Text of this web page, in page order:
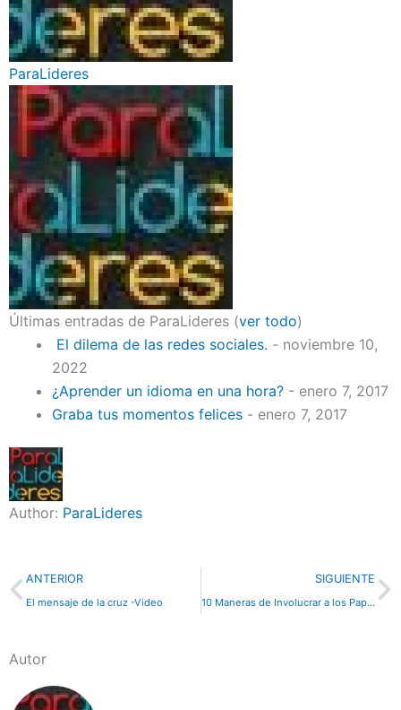
ParaLideres
Últimas entradas de ParaLideres (ver todo)
El dilema de las redes sociales. - noviembre 10,
2022
¿Aprender un idioma en una hora? - enero 7, 2017
Graba tus momentos felices - enero 7, 2017
Author: ParaLideres
Previo
ANTERIOR
El mensaje de la cruz -Video
SIGUIENTE
10 Maneras de Involucrar a los Papás en el Ministerio (parte 2)
Autor